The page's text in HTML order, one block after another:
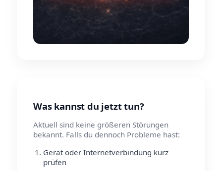
Was kannst du jetzt tun?
Aktuell sind keine größeren Störungen
bekannt. Falls du dennoch Probleme hast:
Gerät oder Internetverbindung kurz
prüfen